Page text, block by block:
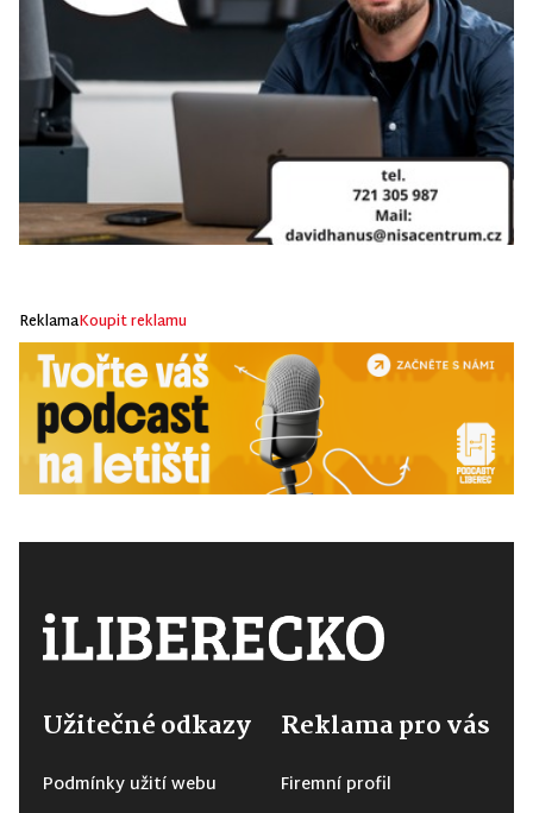
ReklamaKoupit reklamu
Užitečné odkazy
Podmínky užití webu
Reklama pro vás
Firemní profil